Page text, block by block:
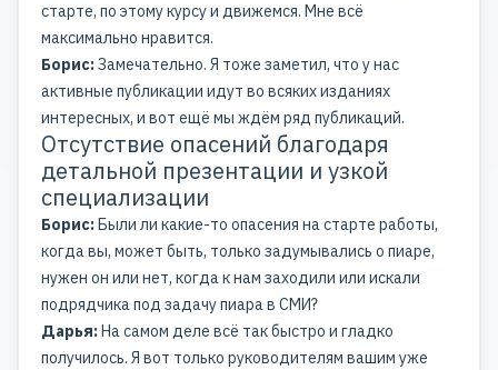
старте, по этому курсу и движемся. Мне всё
максимально нравится.
Борис:Замечательно. Я тоже заметил, что у нас
активные публикации идут во всяких изданиях
интересных, и вот ещё мы ждём ряд публикаций.
Отсутствие опасений благодаря
детальной презентации и узкой
специализации
Борис:Были ли какие-то опасения на старте работы,
когда вы, может быть, только задумывались о пиаре,
нужен он или нет, когда к нам заходили или искали
подрядчика под задачу пиара в СМИ?
Дарья:На самом деле всё так быстро и гладко
получилось. Я вот только руководителям вашим уже